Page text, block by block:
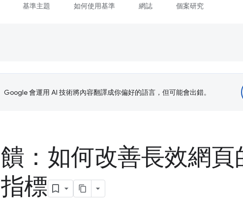
基準主題 如何使用基準 網誌 個案研究
Google 會運用 AI 技術將內容翻譯成你偏好的語言，但可能會出錯。
：如何改善長效網頁
標